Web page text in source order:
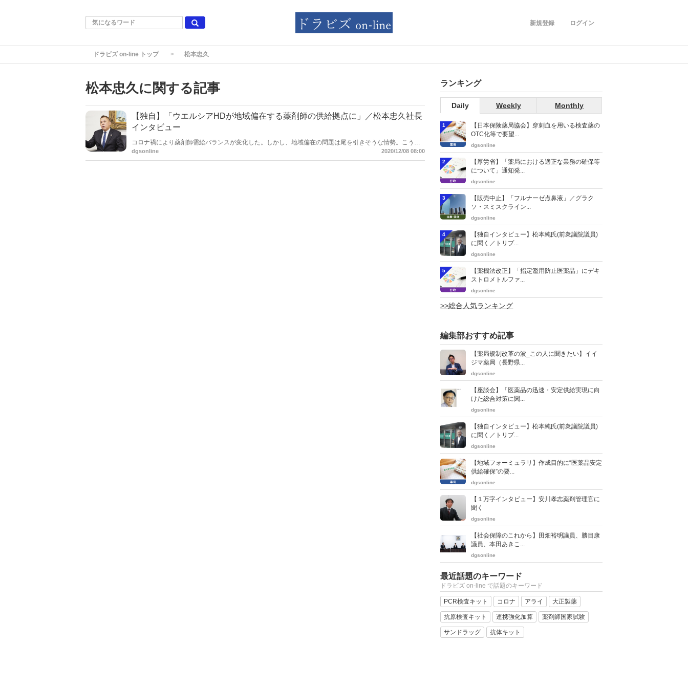
ログイン
新規登録
ドラビズ on-line トップ 松本忠久
松本忠久に関する記事
【独自】「ウエルシアHDが地域偏在する薬剤師の供給拠点に」／松本忠久社長
インタビュー
コロナ禍により薬剤師需給バランスが変化した。しかし、地域偏在の問題は尾を引きそうな情勢。こうし
た中、ウエルシアホールディングスの松本忠久社長は、「ウエルシアが地方への薬剤師供給拠点の役割を
dgsonline 2020/12/08 08:00
ランキング
Daily Weekly Monthly
1
【日本保険薬局協会】穿刺血を用いる検査薬の
OTC化等で要望...
dgsonline
2
【厚労省】「薬局における適正な業務の確保等
について」通知発...
dgsonline
3
【販売中止】「フルナーゼ点鼻液」／グラク
ソ・スミスクライン...
dgsonline
4
【独自インタビュー】松本純氏(前衆議院議員)
に聞く／トリプ...
dgsonline
5
【薬機法改正】「指定濫用防止医薬品」にデキ
ストロメトルファ...
dgsonline
>>総合人気ランキング
編集部おすすめ記事
【薬局規制改革の波_この人に聞きたい】イイ
ジマ薬局（長野県...
dgsonline
【座談会】「医薬品の迅速・安定供給実現に向
けた総合対策に関...
dgsonline
【独自インタビュー】松本純氏(前衆議院議員)
に聞く／トリプ...
dgsonline
【地域フォーミュラリ】作成目的に“医薬品安定
供給確保”の要...
dgsonline
【１万字インタビュー】安川孝志薬剤管理官に
聞く
dgsonline
【社会保障のこれから】田畑裕明議員、勝目康
議員、本田あきこ...
dgsonline
最近話題のキーワード
ドラビズ on-line で話題のキーワード
PCR検査キット コロナ アライ 大正製薬
抗原検査キット 連携強化加算 薬剤師国家試験
サンドラッグ 抗体キット